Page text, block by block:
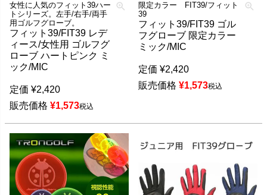
女性に人気のフィット39ハー
トシリーズ。左手/右手/両手
用ゴルフグローブ。
フィット39/FIT39 レデ
ィース/女性用 ゴルフグ
ローブ ハートピンク ミ
ック/MIC
定価 ¥2,420
販売価格 ¥1,573税込
限定カラー FIT39/フィット
39
フィット39/FIT39 ゴル
フグローブ 限定カラー
ミック/MIC
定価 ¥2,420
販売価格 ¥1,573税込